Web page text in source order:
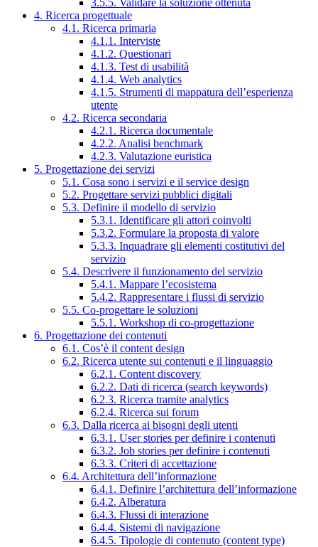
4. Ricerca progettuale
4.1. Ricerca primaria
4.1.1. Interviste
4.1.2. Questionari
4.1.3. Test di usabilità
4.1.4. Web analytics
4.1.5. Strumenti di mappatura dell’esperienza
utente
4.2. Ricerca secondaria
4.2.1. Ricerca documentale
4.2.2. Analisi benchmark
4.2.3. Valutazione euristica
5. Progettazione dei servizi
5.1. Cosa sono i servizi e il service design
5.2. Progettare servizi pubblici digitali
5.3. Definire il modello di servizio
5.3.1. Identificare gli attori coinvolti
5.3.2. Formulare la proposta di valore
5.3.3. Inquadrare gli elementi costitutivi del
servizio
5.4. Descrivere il funzionamento del servizio
5.4.1. Mappare l’ecosistema
5.4.2. Rappresentare i flussi di servizio
5.5. Co-progettare le soluzioni
5.5.1. Workshop di co-progettazione
6. Progettazione dei contenuti
6.1. Cos’è il content design
6.2. Ricerca utente sui contenuti e il linguaggio
6.2.1. Content discovery
6.2.2. Dati di ricerca (search keywords)
6.2.3. Ricerca tramite analytics
6.2.4. Ricerca sui forum
6.3. Dalla ricerca ai bisogni degli utenti
6.3.1. User stories per definire i contenuti
6.3.2. Job stories per definire i contenuti
6.3.3. Criteri di accettazione
6.4. Architettura dell’informazione
6.4.1. Definire l’architettura dell’informazione
6.4.2. Alberatura
6.4.3. Flussi di interazione
6.4.4. Sistemi di navigazione
6.4.5. Tipologie di contenuto (content type)